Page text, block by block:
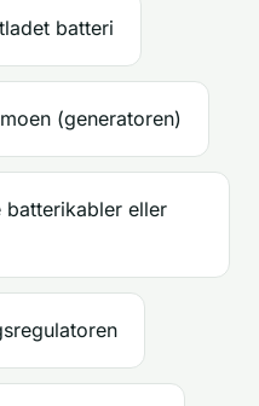
batteri
(generatoren)
eller